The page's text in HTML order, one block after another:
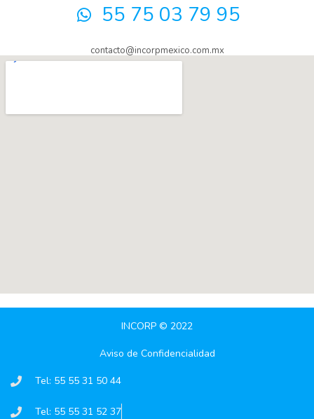
55 75 03 79 95
contacto@incorpmexico.com.mx
INCORP © 2022
Aviso de Confidencialidad
Tel: 55 55 31 50 44
Tel: 55 55 31 52 37